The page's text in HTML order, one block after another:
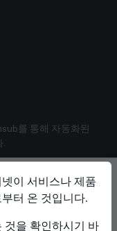
이 서비스나 제품
터 온 것입니다.
것을 확인하시기 바
를 통해 자동화된
.
수합니다.
TikTok is a trademark